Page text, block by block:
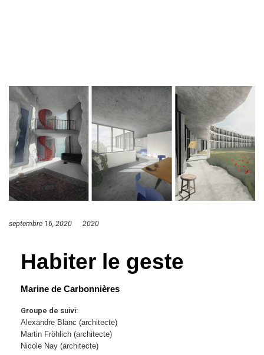
septembre 16, 2020 2020
Habiter le geste
Marine de Carbonnières
Groupe de suivi:
Alexandre Blanc (architecte)
Martin Fröhlich (architecte)
Nicole Nay (architecte)